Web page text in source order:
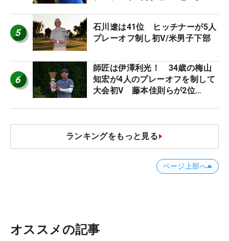
5
石川遼は41位 ヒッチナーが5人
プレーオフ制し初V/米男子下部
6
師匠は伊澤利光！ 34歳の梅山
知宏が4人のプレーオフを制して
大会初V 藤本佳則らが2位
ランキングをもっと見る
ページ上部へ
オススメの記事